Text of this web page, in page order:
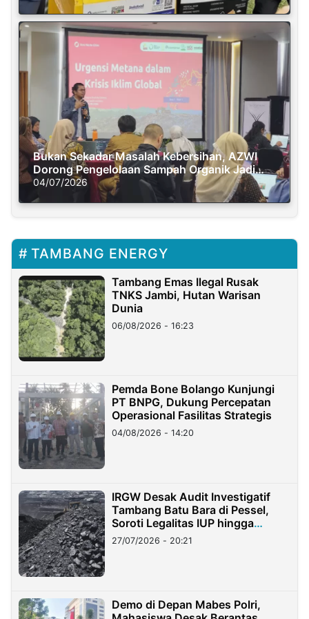
Bukan Sekadar Masalah Kebersihan, AZWI
Dorong Pengelolaan Sampah Organik Jadi
Solusi Krisis Iklim
04/07/2026
TAMBANG ENERGY
Tambang Emas Ilegal Rusak
TNKS Jambi, Hutan Warisan
Dunia
06/08/2026 - 16:23
Pemda Bone Bolango Kunjungi
PT BNPG, Dukung Percepatan
Operasional Fasilitas Strategis
04/08/2026 - 14:20
IRGW Desak Audit Investigatif
Tambang Batu Bara di Pessel,
Soroti Legalitas IUP hingga
Stockpile
27/07/2026 - 20:21
Demo di Depan Mabes Polri,